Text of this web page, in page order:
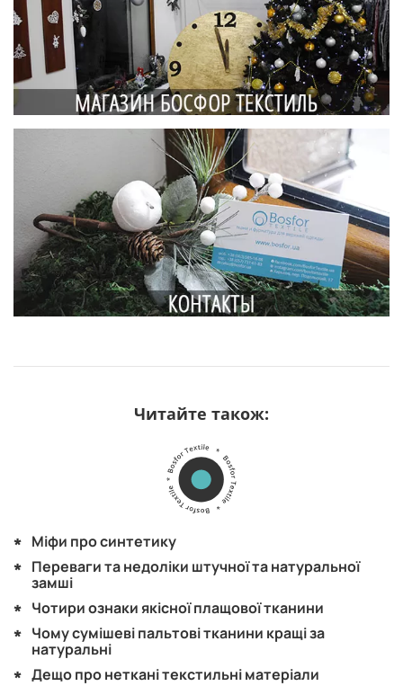
Читайте також:
Міфи про синтетику
Переваги та недоліки штучної та натуральної
замші
Чотири ознаки якісної плащової тканини
Чому сумішеві пальтові тканини кращі за
натуральні
Дещо про неткані текстильні матеріали